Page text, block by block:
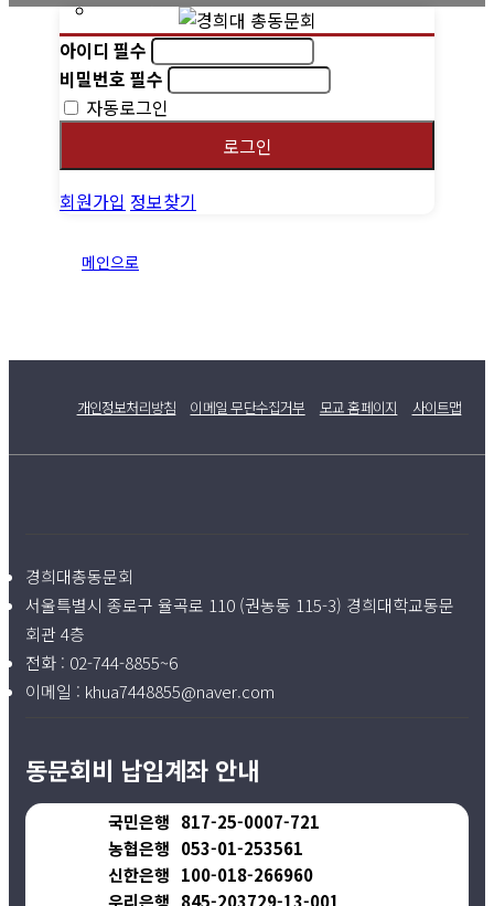
동문ID카드 발급
아이디 필수
비밀번호 필수
자동로그인
로그인
회원가입 정보찾기
메인으로
개인정보처리방침 이메일 무단수집거부 모교 홈페이지 사이트맵
경희대총동문회
서울특별시 종로구 율곡로 110 (권농동 115-3) 경희대학교동문
회관 4층
전화 : 02-744-8855~6
이메일 : khua7448855@naver.com
동문회비 납입계좌 안내
국민은행 817-25-0007-721
농협은행 053-01-253561
신한은행 100-018-266960
우리은행 845-203729-13-001